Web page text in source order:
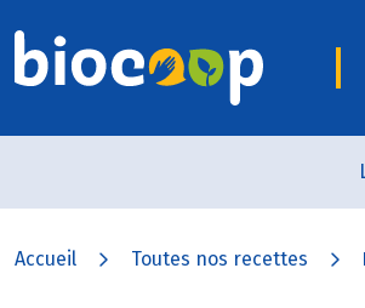
Accueil Toutes nos recettes